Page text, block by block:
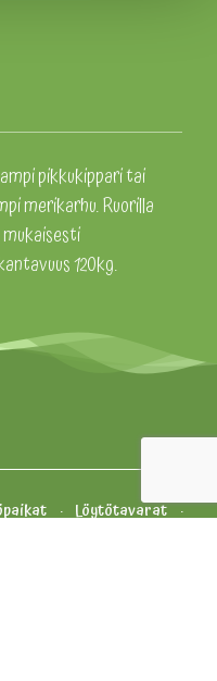
pikkukippari tai
merikarhu. Ruorilla
120kg.
Löytötavarat